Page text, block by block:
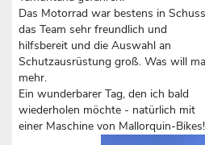
Das Motorrad war bestens in
das Team sehr freundlich und
hilfsbereit und die Auswahl an
Schutzausrüstung groß. Was will
mehr.
Ein wunderbarer Tag, den ich bald
wiederholen möchte - natürlich mit
einer Maschine von Mallorquin-Bikes!